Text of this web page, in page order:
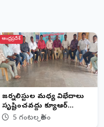
ఆంధ్రప్రదేశ్
జర్నలిస్టుల మధ్య విభేదాలు
సృష్టించవద్దు క్యూఆర్‌
కోడ్,ప్రెస్‌ స్టిక్కర్ల పేరుతో
5 గంటల క్రితం